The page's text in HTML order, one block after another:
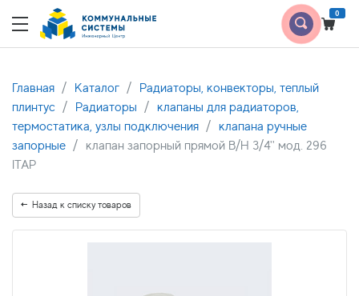
0
Главная Каталог
Радиаторы, конвекторы, теплый
плинтус
Радиаторы
клапаны для радиаторов,
термостатика, узлы подключения
клапана ручные
запорные
клапан запорный прямой В/Н 3/4'' мод. 296
ITAP
Назад к списку товаров